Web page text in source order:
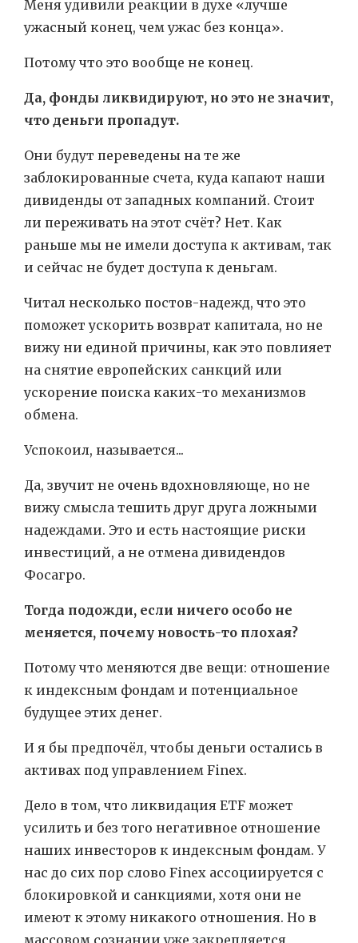
Меня удивили реакции в духе «лучше
ужасный конец, чем ужас без конца».
Потому что это вообще не конец.
Да, фонды ликвидируют, но это не значит,
что деньги пропадут.
Они будут переведены на те же
заблокированные счета, куда капают наши
дивиденды от западных компаний. Стоит
ли переживать на этот счёт? Нет. Как
раньше мы не имели доступа к активам, так
и сейчас не будет доступа к деньгам.
Читал несколько постов-надежд, что это
поможет ускорить возврат капитала, но не
вижу ни единой причины, как это повлияет
на снятие европейских санкций или
ускорение поиска каких-то механизмов
обмена.
Успокоил, называется...
Да, звучит не очень вдохновляюще, но не
вижу смысла тешить друг друга ложными
надеждами. Это и есть настоящие риски
инвестиций, а не отмена дивидендов
Фосагро.
Тогда подожди, если ничего особо не
меняется, почему новость-то плохая?
Потому что меняются две вещи: отношение
к индексным фондам и потенциальное
будущее этих денег.
И я бы предпочёл, чтобы деньги остались в
активах под управлением Finex.
Дело в том, что ликвидация ETF может
усилить и без того негативное отношение
наших инвесторов к индексным фондам. У
нас до сих пор слово Finex ассоциируется с
блокировкой и санкциями, хотя они не
имеют к этому никакого отношения. Но в